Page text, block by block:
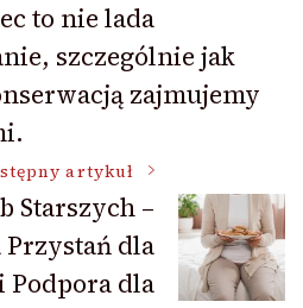
to nie lada
szczególnie jak
zajmujemy
artykuł
Starszych –
Przystań dla
Podpora dla